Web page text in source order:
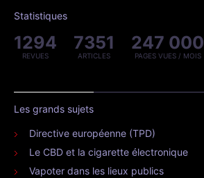
Statistiques
1294
REVUES
7351
ARTICLES
247 000
PAGES VUES / MOIS
Les grands sujets
Directive européenne (TPD)
Le CBD et la cigarette électronique
Vapoter dans les lieux publics